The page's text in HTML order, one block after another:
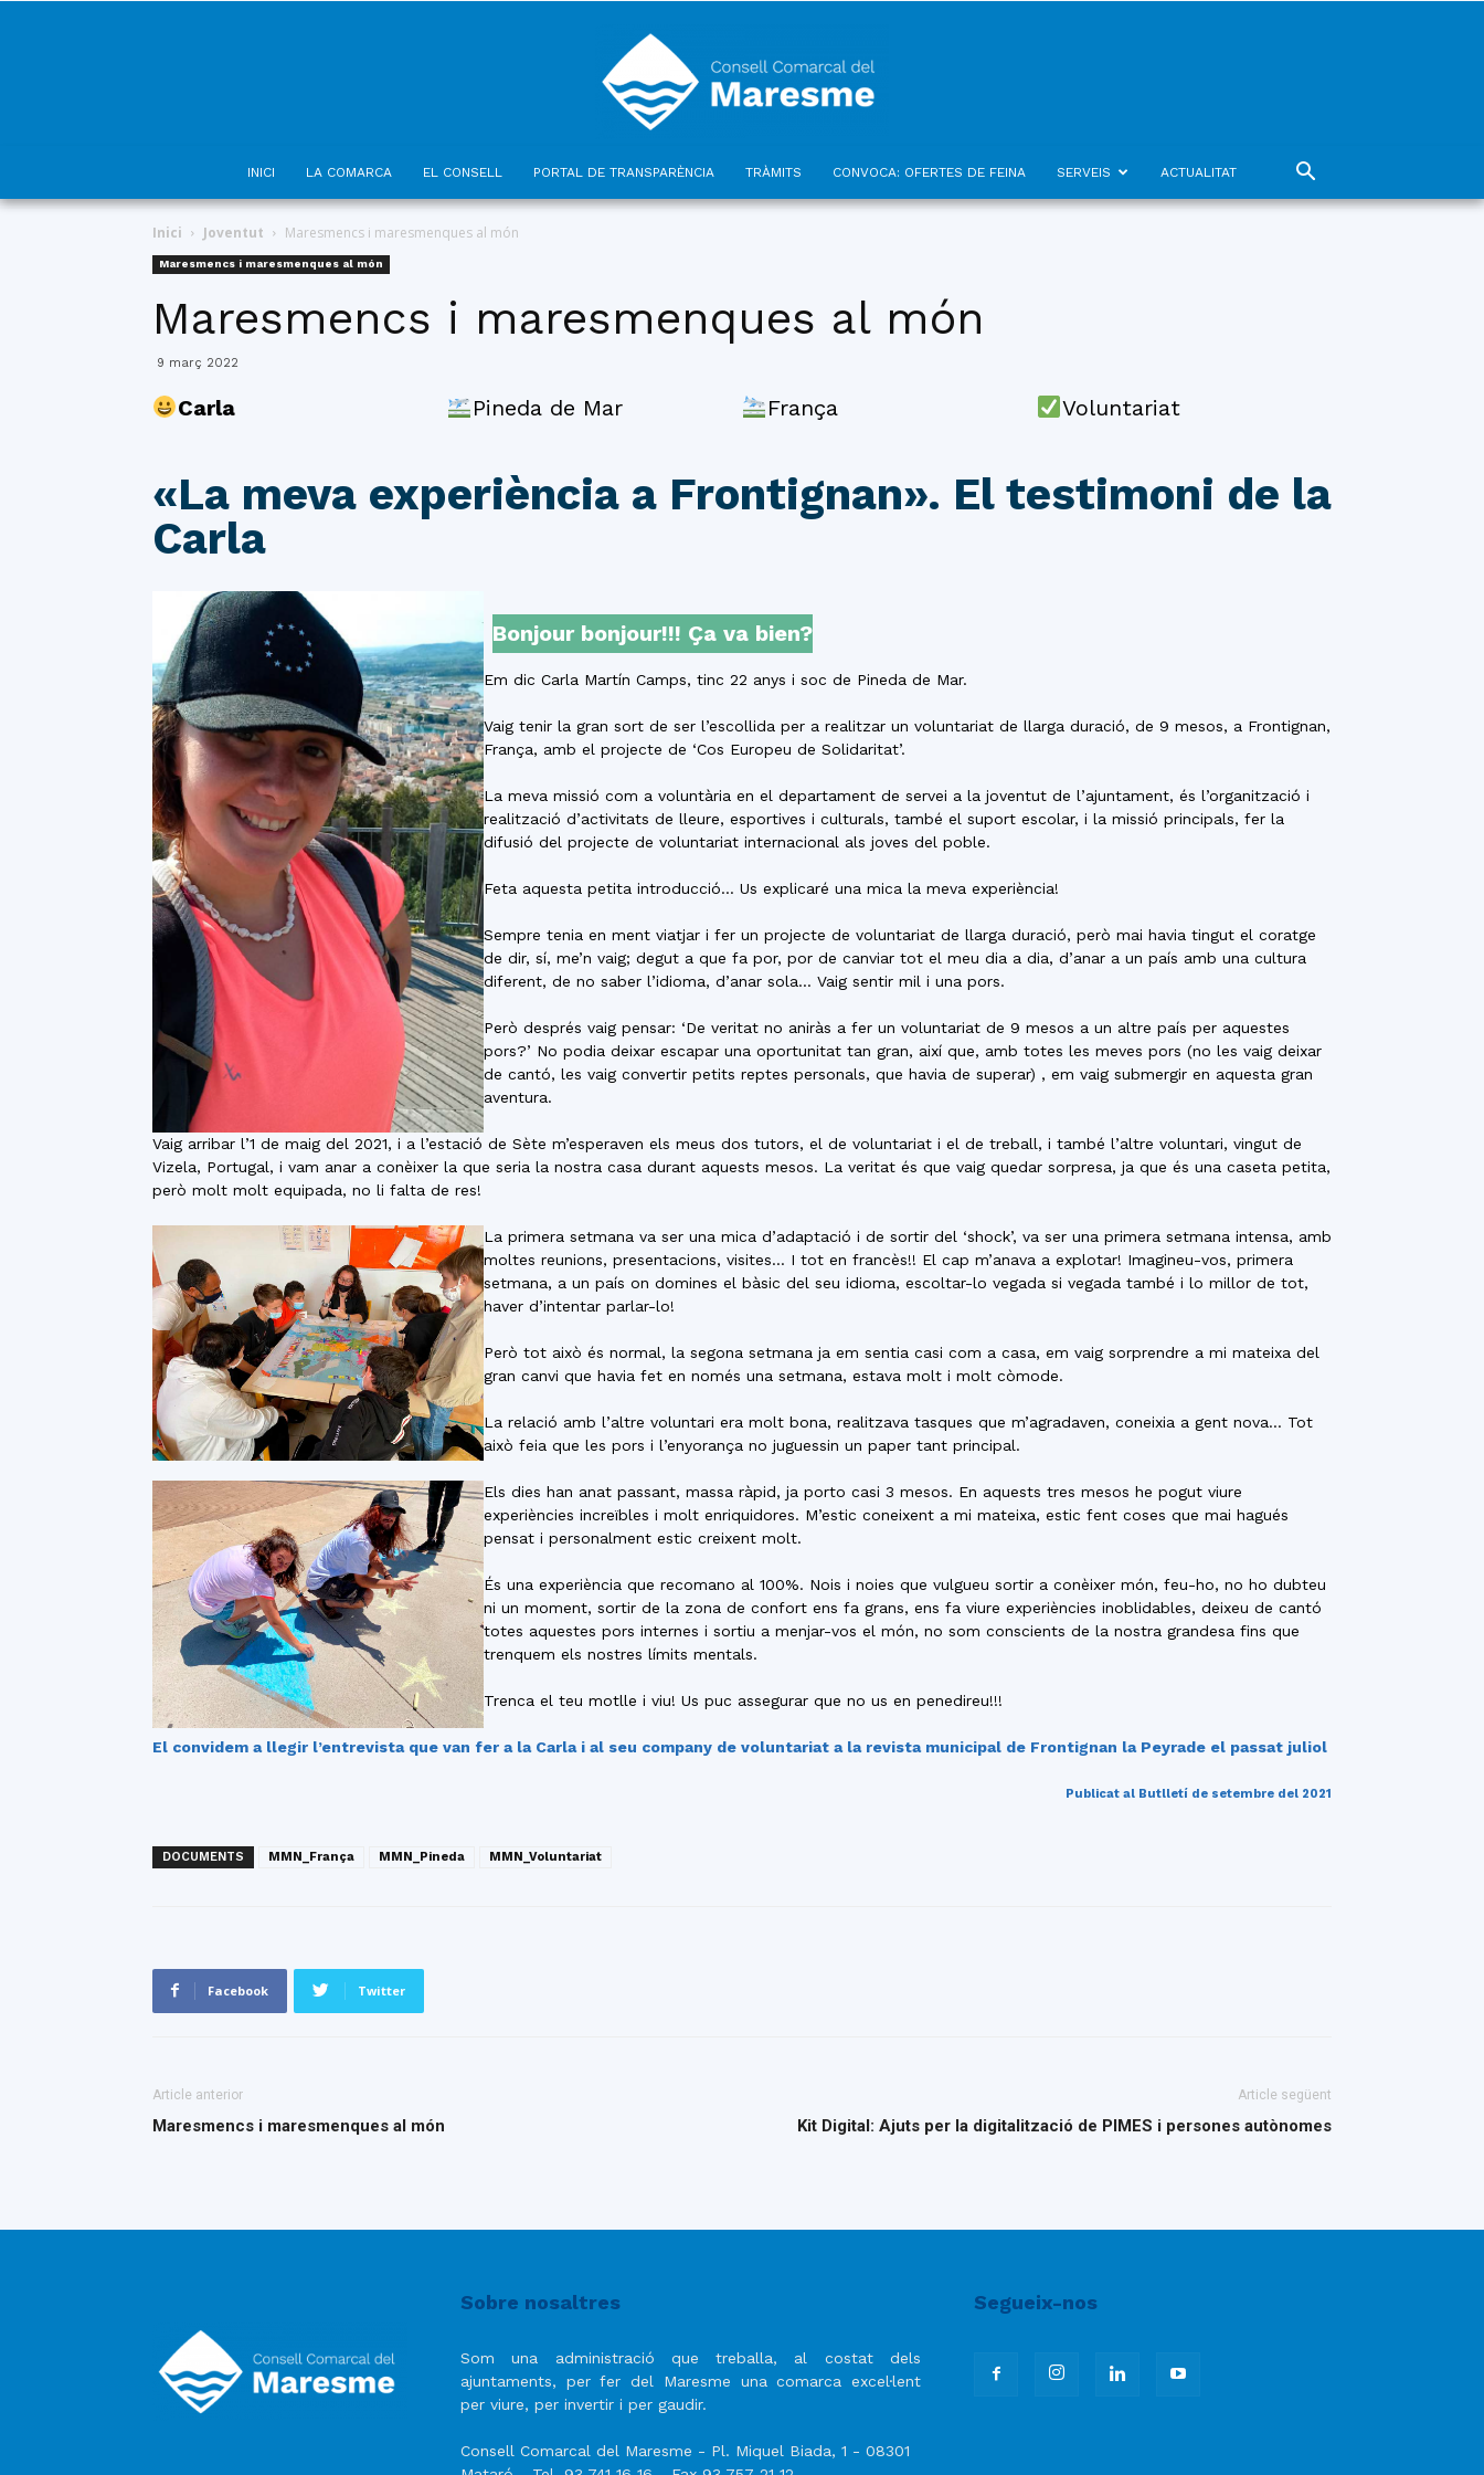
INICI LA COMARCA EL CONSELL PORTAL DE TRANSPARÈNCIA TRÀMITS CONVOCA: OFERTES DE FEINA SERVEIS ACTUALITAT
Inici Joventut Maresmencs i maresmenques al món
Maresmencs i maresmenques al món
Maresmencs i maresmenques al món
9 març 2022
Carla Pineda de Mar França Voluntariat
«La meva experiència a Frontignan». El testimoni de la
Carla
Bonjour bonjour!!! Ça va bien?
Em dic Carla Martín Camps, tinc 22 anys i soc de Pineda de Mar.
Vaig tenir la gran sort de ser l’escollida per a realitzar un voluntariat de llarga duració, de 9 mesos, a Frontignan,
França, amb el projecte de ‘Cos Europeu de Solidaritat’.
La meva missió com a voluntària en el departament de servei a la joventut de l’ajuntament, és l’organització i
realització d’activitats de lleure, esportives i culturals, també el suport escolar, i la missió principals, fer la
difusió del projecte de voluntariat internacional als joves del poble.
Feta aquesta petita introducció… Us explicaré una mica la meva experiència!
Sempre tenia en ment viatjar i fer un projecte de voluntariat de llarga duració, però mai havia tingut el coratge
de dir, sí, me’n vaig; degut a que fa por, por de canviar tot el meu dia a dia, d’anar a un país amb una cultura
diferent, de no saber l’idioma, d’anar sola… Vaig sentir mil i una pors.
Però després vaig pensar: ‘De veritat no aniràs a fer un voluntariat de 9 mesos a un altre país per aquestes
pors?’ No podia deixar escapar una oportunitat tan gran, així que, amb totes les meves pors (no les vaig deixar
de cantó, les vaig convertir petits reptes personals, que havia de superar) , em vaig submergir en aquesta gran
aventura.
Vaig arribar l’1 de maig del 2021, i a l’estació de Sète m’esperaven els meus dos tutors, el de voluntariat i el de treball, i també l’altre voluntari, vingut de
Vizela, Portugal, i vam anar a conèixer la que seria la nostra casa durant aquests mesos. La veritat és que vaig quedar sorpresa, ja que és una caseta petita,
però molt molt equipada, no li falta de res!
La primera setmana va ser una mica d’adaptació i de sortir del ‘shock’, va ser una primera setmana intensa, amb
moltes reunions, presentacions, visites… I tot en francès!! El cap m’anava a explotar! Imagineu-vos, primera
setmana, a un país on domines el bàsic del seu idioma, escoltar-lo vegada si vegada també i lo millor de tot,
haver d’intentar parlar-lo!
Però tot això és normal, la segona setmana ja em sentia casi com a casa, em vaig sorprendre a mi mateixa del
gran canvi que havia fet en només una setmana, estava molt i molt còmode.
La relació amb l’altre voluntari era molt bona, realitzava tasques que m’agradaven, coneixia a gent nova… Tot
això feia que les pors i l’enyorança no juguessin un paper tant principal.
Els dies han anat passant, massa ràpid, ja porto casi 3 mesos. En aquests tres mesos he pogut viure
experiències increïbles i molt enriquidores. M’estic coneixent a mi mateixa, estic fent coses que mai hagués
pensat i personalment estic creixent molt.
És una experiència que recomano al 100%. Nois i noies que vulgueu sortir a conèixer món, feu-ho, no ho dubteu
ni un moment, sortir de la zona de confort ens fa grans, ens fa viure experiències inoblidables, deixeu de cantó
totes aquestes pors internes i sortiu a menjar-vos el món, no som conscients de la nostra grandesa fins que
trenquem els nostres límits mentals.
Trenca el teu motlle i viu! Us puc assegurar que no us en penedireu!!!
El convidem a llegir l’entrevista que van fer a la Carla i al seu company de voluntariat a la revista municipal de Frontignan la Peyrade el passat juliol
Publicat al Butlletí de setembre del 2021
DOCUMENTS MMN_França MMN_Pineda MMN_Voluntariat
Facebook Twitter
Article anterior
Maresmencs i maresmenques al món
Article següent
Kit Digital: Ajuts per la digitalització de PIMES i persones autònomes
Sobre nosaltres
Som una administració que treballa, al costat dels
ajuntaments, per fer del Maresme una comarca excel·lent
per viure, per invertir i per gaudir.
Consell Comarcal del Maresme - Pl. Miquel Biada, 1 - 08301
Segueix-nos